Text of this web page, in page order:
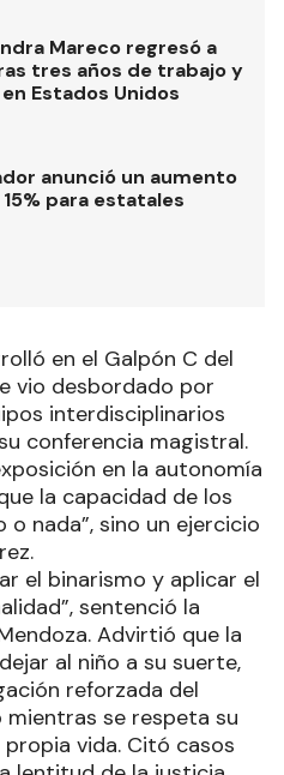
Mareco regresó a
tres años de trabajo y
Estados Unidos
anunció un aumento
para estatales
en el Galpón C del
vio desbordado por
interdisciplinarios
conferencia magistral.
en la autonomía
la capacidad de los
nada”, sino un ejercicio
el binarismo y aplicar el
sentenció la
Advirtió que la
al niño a su suerte,
reforzada del
se respeta su
vida. Citó casos